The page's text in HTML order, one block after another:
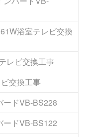
浴室テレビ交換
レビ交換工事
交換工事
ードVB-BS228
ードVB-BS122